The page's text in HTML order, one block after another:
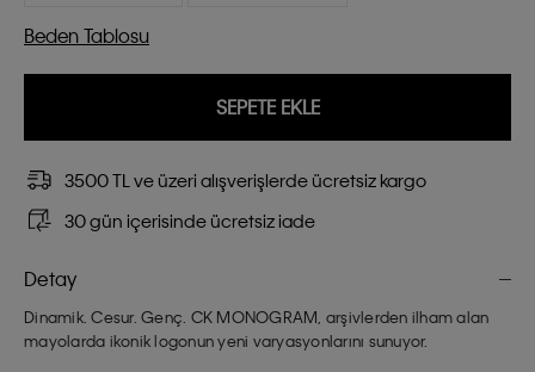
Beden Tablosu
SEPETE EKLE
3500 TL ve üzeri alışverişlerde ücretsiz kargo
30 gün içerisinde ücretsiz iade
Detay
Dinamik. Cesur. Genç. CK MONOGRAM, arşivlerden ilham alan
mayolarda ikonik logonun yeni varyasyonlarını sunuyor.